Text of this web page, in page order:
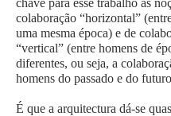
chave para esse trabalho as
colaboração “horizontal”
uma mesma época) e de
“vertical” (entre homens de
diferentes, ou seja, a
homens do passado e do
É que a arquitectura dá-se